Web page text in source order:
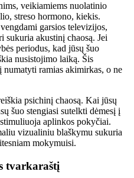
veikiamiems nuolatinio
streso hormono, kiekis.
garsios televizijos,
sukuria akustinį chaosą. Jei
periodus, kad jūsų šuo
nusistojimo laiką. Šis
ramias akimirkas, o ne
psichinį chaosą. Kai jūsų
šuo stengiasi sutelkti dėmesį į
aplinkos pokyčiai.
vizualiniu blaškymu sukuria
mokymuisi.
tvarkaraštį